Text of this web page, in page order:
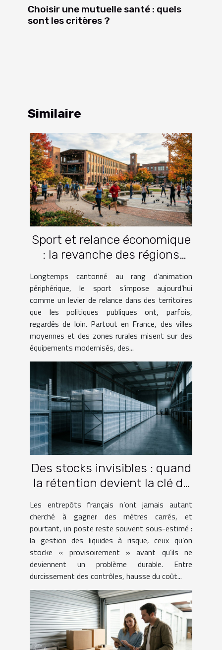
Choisir une mutuelle santé : quels
sont les critères ?
Similaire
Sport et relance économique
: la revanche des régions
oubliées
Longtemps cantonné au rang d’animation
périphérique, le sport s’impose aujourd’hui
comme un levier de relance dans des territoires
que les politiques publiques ont, parfois,
regardés de loin. Partout en France, des villes
moyennes et des zones rurales misent sur des
équipements modernisés, des...
Des stocks invisibles : quand
la rétention devient la clé de
Les entrepôts français n’ont jamais autant
cherché à gagner des mètres carrés, et
pourtant, un poste reste souvent sous-estimé :
la gestion des liquides à risque, ceux qu’on
stocke « provisoirement » avant qu’ils ne
deviennent un problème durable. Entre
durcissement des contrôles, hausse du coût...